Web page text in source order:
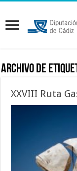
Archivo de
XXVIII Ruta